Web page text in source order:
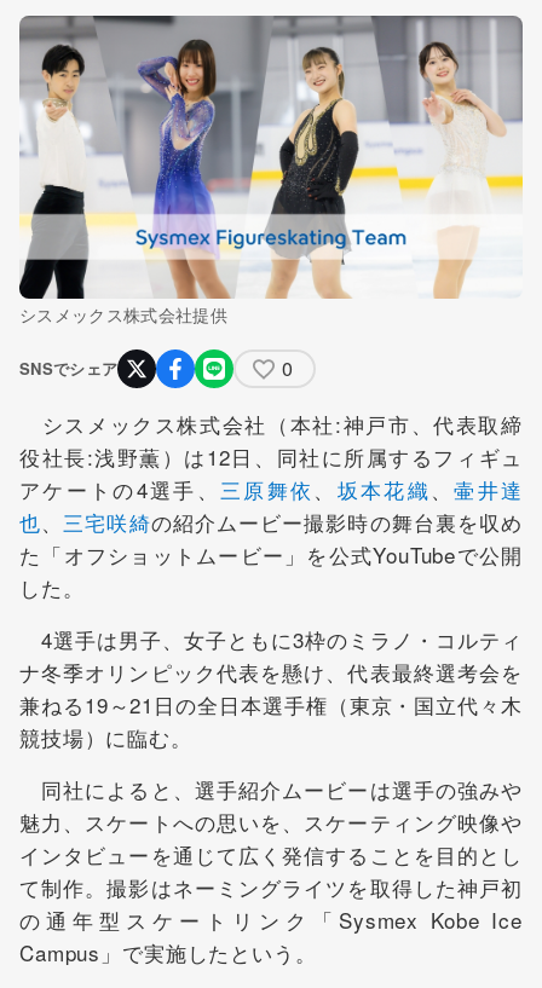
シスメックス株式会社提供
SNSでシェア 0
シスメックス株式会社（本社:神戸市、代表取締
役社長:浅野薫）は12日、同社に所属するフィギュ
アケートの4選手、三原舞依 、 坂本花織、壷井達
也、三宅咲綺の紹介ムービー撮影時の舞台裏を収め
た「オフショットムービー」を公式YouTubeで公開
した。
4選手は男子、女子ともに3枠のミラノ・コルティ
ナ冬季オリンピック代表を懸け、代表最終選考会を
兼ねる19～21日の全日本選手権（東京・国立代々木
競技場）に臨む。
同社によると、選手紹介ムービーは選手の強みや
魅力、スケートへの思いを、スケーティング映像や
インタビューを通じて広く発信することを目的とし
て制作。撮影はネーミングライツを取得した神戸初
の通年型スケートリンク「Sysmex Kobe Ice
Campus」で実施したという。